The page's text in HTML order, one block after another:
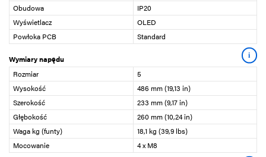
Obudowa
IP20
Wyświetlacz
OLED
Powłoka PCB
Standard
Wymiary napędu i
Rozmiar
5
Wysokość
486 mm (19,13 in)
Szerokość
233 mm (9,17 in)
Głębokość
260 mm (10,24 in)
Waga kg (funty)
18,1 kg (39,9 lbs)
Mocowanie
4 x M8